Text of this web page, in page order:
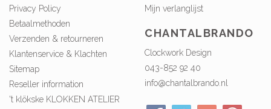
Privacy Policy
Betaalmethoden
Verzenden & retourneren
Klantenservice & Klachten
Sitemap
Reseller information
't klökske KLOKKEN ATELIER
Mijn verlanglijst
CHANTALBRANDO
Clockwork Design
043-852 92 40
info@chantalbrando.nl